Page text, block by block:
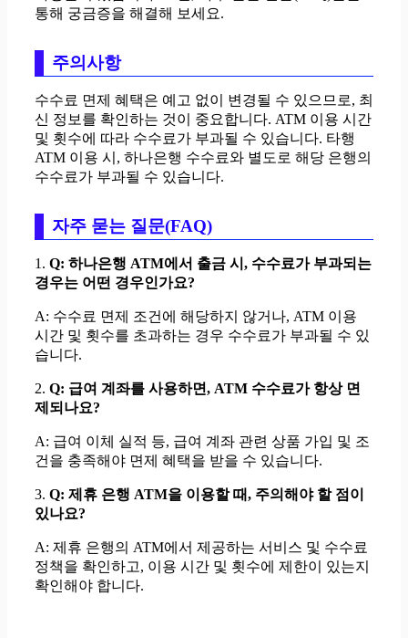
통해 궁금증을 해결해 보세요.
주의사항
수수료 면제 혜택은 예고 없이 변경될 수 있으므로, 최
신 정보를 확인하는 것이 중요합니다. ATM 이용 시간
및 횟수에 따라 수수료가 부과될 수 있습니다. 타행
ATM 이용 시, 하나은행 수수료와 별도로 해당 은행의
수수료가 부과될 수 있습니다.
자주 묻는 질문(FAQ)
1. Q: 하나은행 ATM에서 출금 시, 수수료가 부과되는
경우는 어떤 경우인가요?
A: 수수료 면제 조건에 해당하지 않거나, ATM 이용
시간 및 횟수를 초과하는 경우 수수료가 부과될 수 있
습니다.
2. Q: 급여 계좌를 사용하면, ATM 수수료가 항상 면
제되나요?
A: 급여 이체 실적 등, 급여 계좌 관련 상품 가입 및 조
건을 충족해야 면제 혜택을 받을 수 있습니다.
3. Q: 제휴 은행 ATM을 이용할 때, 주의해야 할 점이
있나요?
A: 제휴 은행의 ATM에서 제공하는 서비스 및 수수료
정책을 확인하고, 이용 시간 및 횟수에 제한이 있는지
확인해야 합니다.